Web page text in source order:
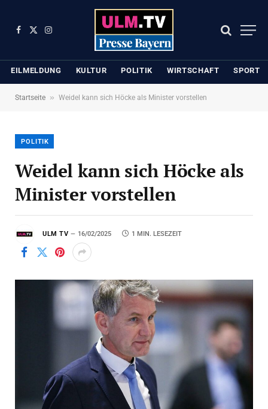
Facebook
X
Instagram
EILMELDUNG KULTUR POLITIK WIRTSCHAFT SPORT
Startseite » Weidel kann sich Höcke als Minister vorstellen
POLITIK
Weidel kann sich Höcke als
Minister vorstellen
ULM TV 16/02/2025 1 MIN. LESEZEIT